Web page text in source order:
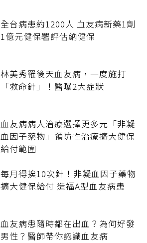
全台病患約1200人 血友病新藥1劑
1億元健保署評估納健保
林美秀罹後天血友病，一度施打
「救命針」！醫曝2大症狀
血友病病人治療選擇更多元「非凝
血因子藥物」預防性治療擴大健保
給付範圍
每月得挨10次針！非凝血因子藥物
擴大健保給付 造福A型血友病患
血友病患隨時都在出血？為何好發
男性？醫師帶你認識血友病